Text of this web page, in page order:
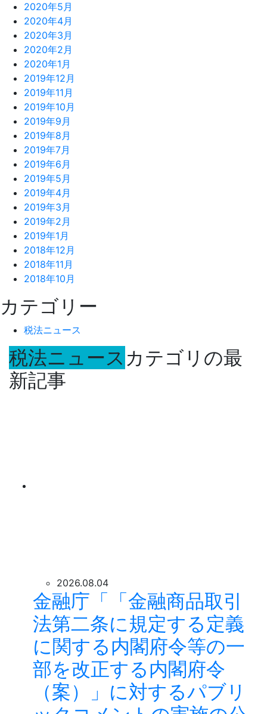
2020年5月
2020年4月
2020年3月
2020年2月
2020年1月
2019年12月
2019年11月
2019年10月
2019年9月
2019年8月
2019年7月
2019年6月
2019年5月
2019年4月
2019年3月
2019年2月
2019年1月
2018年12月
2018年11月
2018年10月
カテゴリー
税法ニュース
税法ニュース カテゴリの最
新記事
2026.08.04
金融庁「「金融商品取引
法第二条に規定する定義
に関する内閣府令等の一
部を改正する内閣府令
（案）」に対するパブリ